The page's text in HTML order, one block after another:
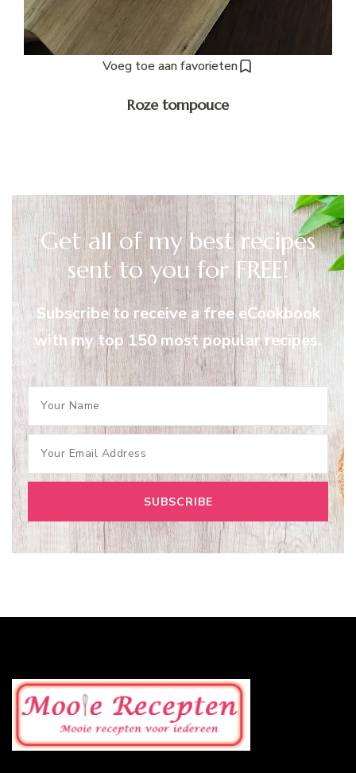
Voeg toe aan favorieten
Roze tompouce
Get all of my best recipes
sent to you for FREE!
Subscribe to receive a free eCookbook
with my top 150 most popular recipes.